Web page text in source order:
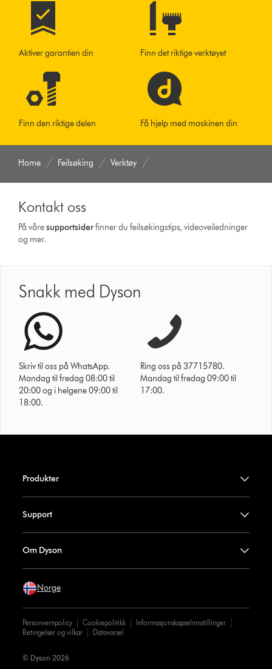
Aktiver garantien din Finn det riktige verktøyet
Finn den riktige delen Få hjelp med maskinen din
Home Feilsøking Verktøy
Kontakt oss
På våresupportsiderfinner du feilsøkingstips, videoveiledninger
og mer.
Snakk med Dyson
Skriv til oss på WhatsApp.
Mandag til fredag 08:00 til
20:00 og i helgene 09:00 til
18:00.
Ring oss på 37715780.
Mandag til fredag 09:00 til
17:00.
Produkter
Support
Om Dyson
Norge
Personvernpolicy Cookiepolitikk
Informasjonskapselinnstillinger
Betingelser og vilkar
Datavarsel
© Dyson 2026